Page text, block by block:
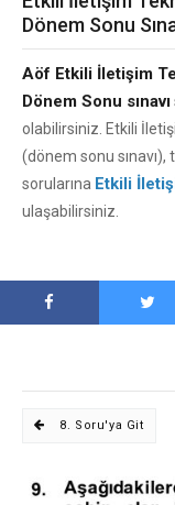
Dönem Sonu
Aöf Etkili İletişim
Dönem Sonu sınavı
olabilirsiniz. Etkili
(dönem sonu sınavı),
sorularına Etkili
ulaşabilirsiniz.
8. Soru'ya Git